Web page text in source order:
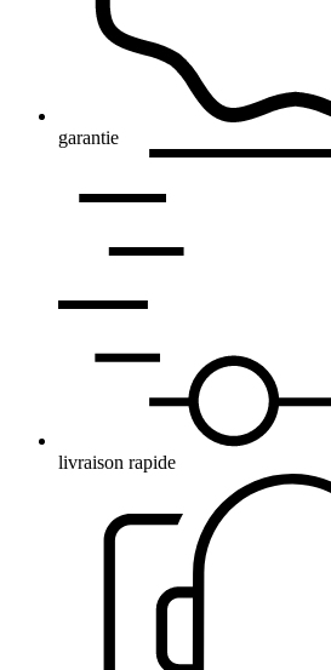
garantie
livraison rapide